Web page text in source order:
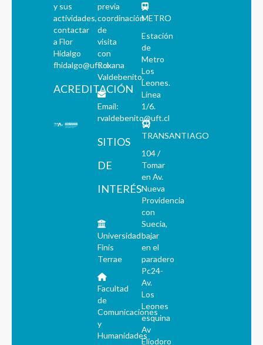
y sus
actividades,
contactar
a Flor
Hidalgo
fhidalgo@uft.cl
ACREDITACIÓN
previa
coordinación
de
visita
con
Roxana
Valdebenito.
Email:
rvaldebenito@uft.cl
SITIOS
DE
INTERÉS
Universidad
Finis
Terrae
Facultad
de
Comunicaciones
y
Humanidades
METRO
Estación
de
Metro
Los
Leones.
Línea
1/6.
TRANSANTIAGO
104 /
Tomar
en Av.
Nueva
Providencia
con
Suecia,
bajar
en el
paradero
Pc24-
Av.
Los
Leones
esquina
Av
Eliodoro